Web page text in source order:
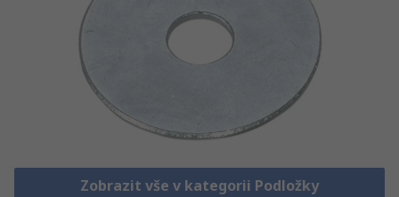
Zobrazit vše v kategorii Podložky